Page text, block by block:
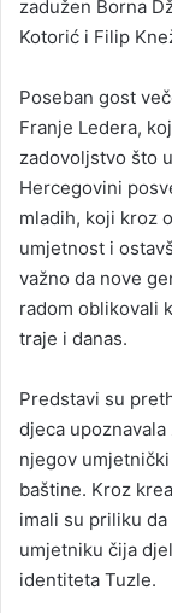
zadužen Borna
Kotorić i Filip
Poseban gost
Franje Ledera,
zadovoljstvo što
Hercegovini
mladih, koji kroz
umjetnost i
važno da nove
radom oblikovali
traje i danas.
Predstavi su
djeca
njegov
baštine. Kroz
imali su priliku
umjetniku čija
identiteta Tuzle.